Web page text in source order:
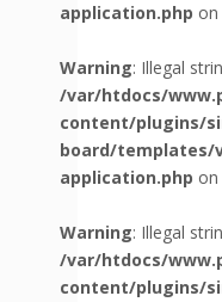
application.php on
Warning: Illegal
/var/htdocs/
content/plugins/
board/templates/
application.php on
Warning: Illegal
/var/htdocs/
content/plugins/